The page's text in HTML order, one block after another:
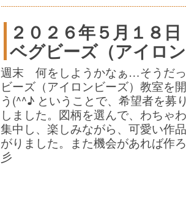
２０２６年５月１８日
ベグビーズ（アイロ
週末 何をしようかなぁ…そうだ
ビーズ（アイロンビーズ）教室を
う(^^♪ ということで、希望者を募
しました。図柄を選んで、わちゃ
集中し、楽しみながら、可愛い作
がりました。また機会があれば作
彡